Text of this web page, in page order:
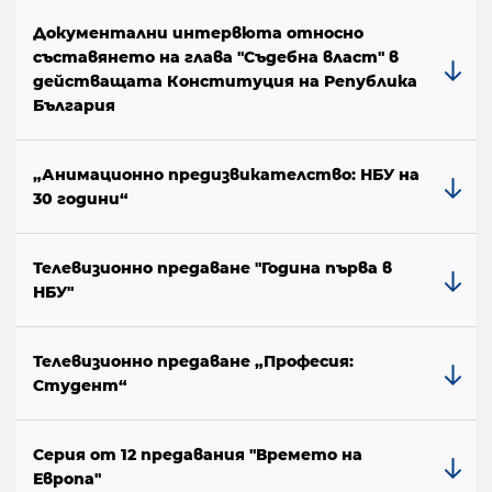
Документални интервюта относно
съставянето на глава "Съдебна власт" в
действащата Конституция на Република
България
„Анимационно предизвикателство: НБУ на
30 години“
Телевизионно предаване "Година първа в
НБУ"
Телевизионно предаване „Професия:
Студент“
Серия от 12 предавания "Времето на
Европа"